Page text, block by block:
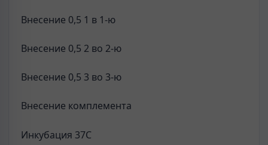
Внесение 0,5 1 в 1-ю
Внесение 0,5 2 во 2-ю
Внесение 0,5 3 во 3-ю
Внесение комплемента
Инкубация 37С